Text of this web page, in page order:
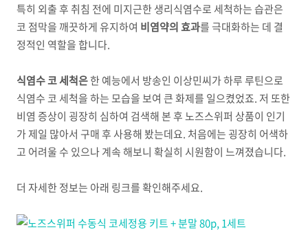
특히 외출 후 취침 전에 미지근한 생리식염수로 세척하는 습관은
코 점막을 깨끗하게 유지하여 비염약의 효과를 극대화하는 데 결
정적인 역할을 합니다.
식염수 코 세척은한 예능에서 방송인 이상민씨가 하루 루틴으로
식염수 코 세척을 하는 모습을 보여 큰 화제를 일으켰었죠. 저 또한
비염 증상이 굉장히 심하여 검색해 본 후 노즈스위퍼 상품이 인기
가 제일 많아서 구매 후 사용해 봤는데요. 처음에는 굉장히 어색하
고 어려울 수 있으나 계속 해보니 확실히 시원함이 느껴졌습니다.
더 자세한 정보는 아래 링크를 확인해주세요.